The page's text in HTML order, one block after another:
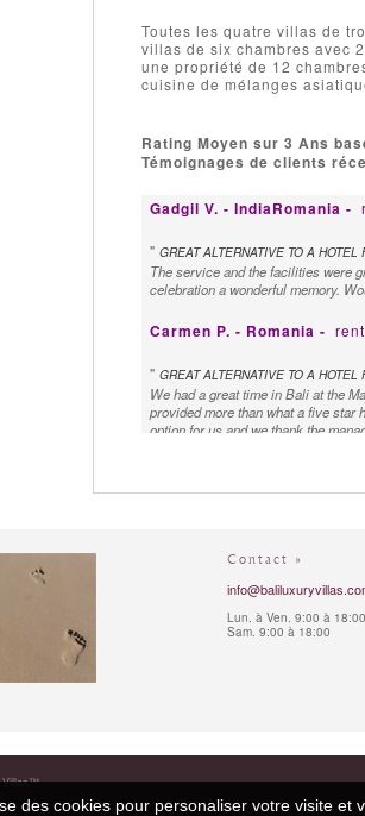
Toutes les quatre villas de
villas de six chambres avec
une propriété de 12
cuisine de mélanges
Rating Moyen sur 3 Ans
Témoignages de clients
Gadgil V. - IndiaRomania -
" GREAT ALTERNATIVE TO A HOTEL
The service and the facilities were
celebration a wonderful memory.
Carmen P. - Romania -
" GREAT ALTERNATIVE TO A HOTEL
We had a great time in Bali at the
provided more than what a five
option for us and we thank the
Contact »
Lun. à Ven. 9:00 à 18:00
Sam. 9:00 à 18:00
Villas™
des cookies pour personaliser votre visite et